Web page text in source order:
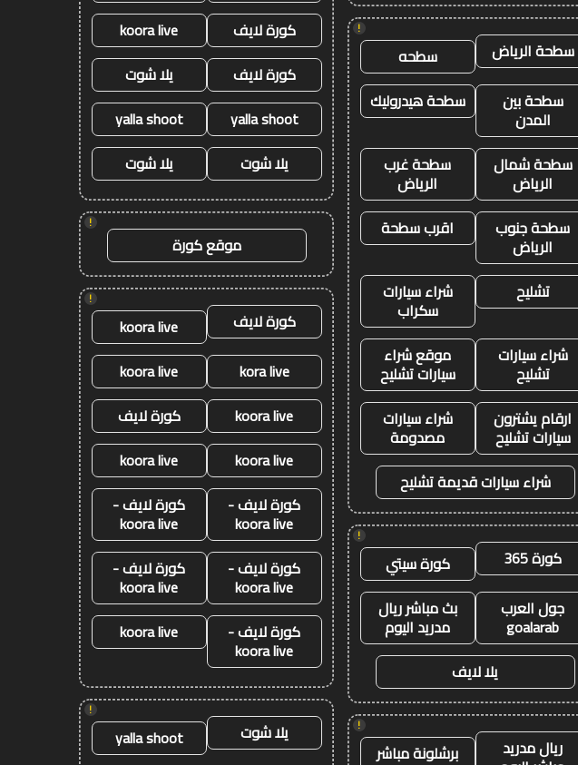
!
سطحة الرياض
سطحه
سطحة بين
المدن
سطحة هيدروليك
سطحة شمال
الرياض
سطحة غرب
الرياض
سطحة جنوب
الرياض
اقرب سطحة
تشليح شراء سيارات
سكراب
شراء سيارات
تشليح
موقع شراء
سيارات تشليح
ارقام يشترون
سيارات تشليح
شراء سيارات
مصدومة
شراء سيارات قديمة تشليح
!
كورة 365
كورة سيتي
جول العرب
goalarab
بث مباشر ريال
مدريد اليوم
يلا لايف
!
ريال مدريد برشلونة مباشر
كورة لايف
koora live
كورة لايف
يلا شوت
yalla shoot
yalla shoot
يلا شوت
يلا شوت
!
موقع كورة
!
كورة لايف
koora live
kora live
koora live
koora live
كورة لايف
koora live
koora live
كورة لايف -
koora live
كورة لايف -
koora live
كورة لايف -
koora live
كورة لايف -
koora live
كورة لايف -
koora live
koora live
!
يلا شوت yalla shoot